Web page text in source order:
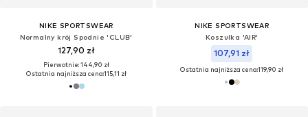
NIKE SPORTSWEAR
Normalny krój Spodnie 'CLUB'
127,90 zł
Pierwotnie: 144,90 zł
Ostatnia najniższa cena:115,11 zł
NIKE SPORTSWEAR
Koszulka 'AIR'
107,91 zł
Ostatnia najniższa cena:119,90 zł